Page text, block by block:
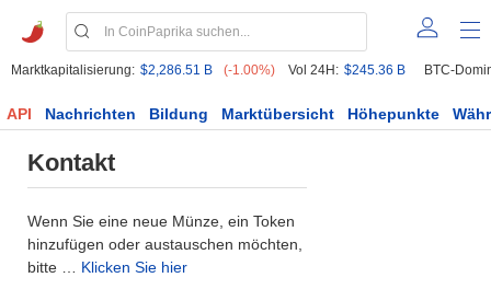
Marktkapitalisierung: $2,286.51 B (-1.00%) Vol 24H: $245.36 B BTC-
API Nachrichten Bildung Marktübersicht Höhepunkte
Kontakt
Wenn Sie eine neue Münze, ein Token
hinzufügen oder austauschen möchten,
bitte … Klicken Sie hier